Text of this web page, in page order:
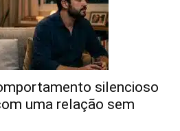
silencioso
uma relação sem